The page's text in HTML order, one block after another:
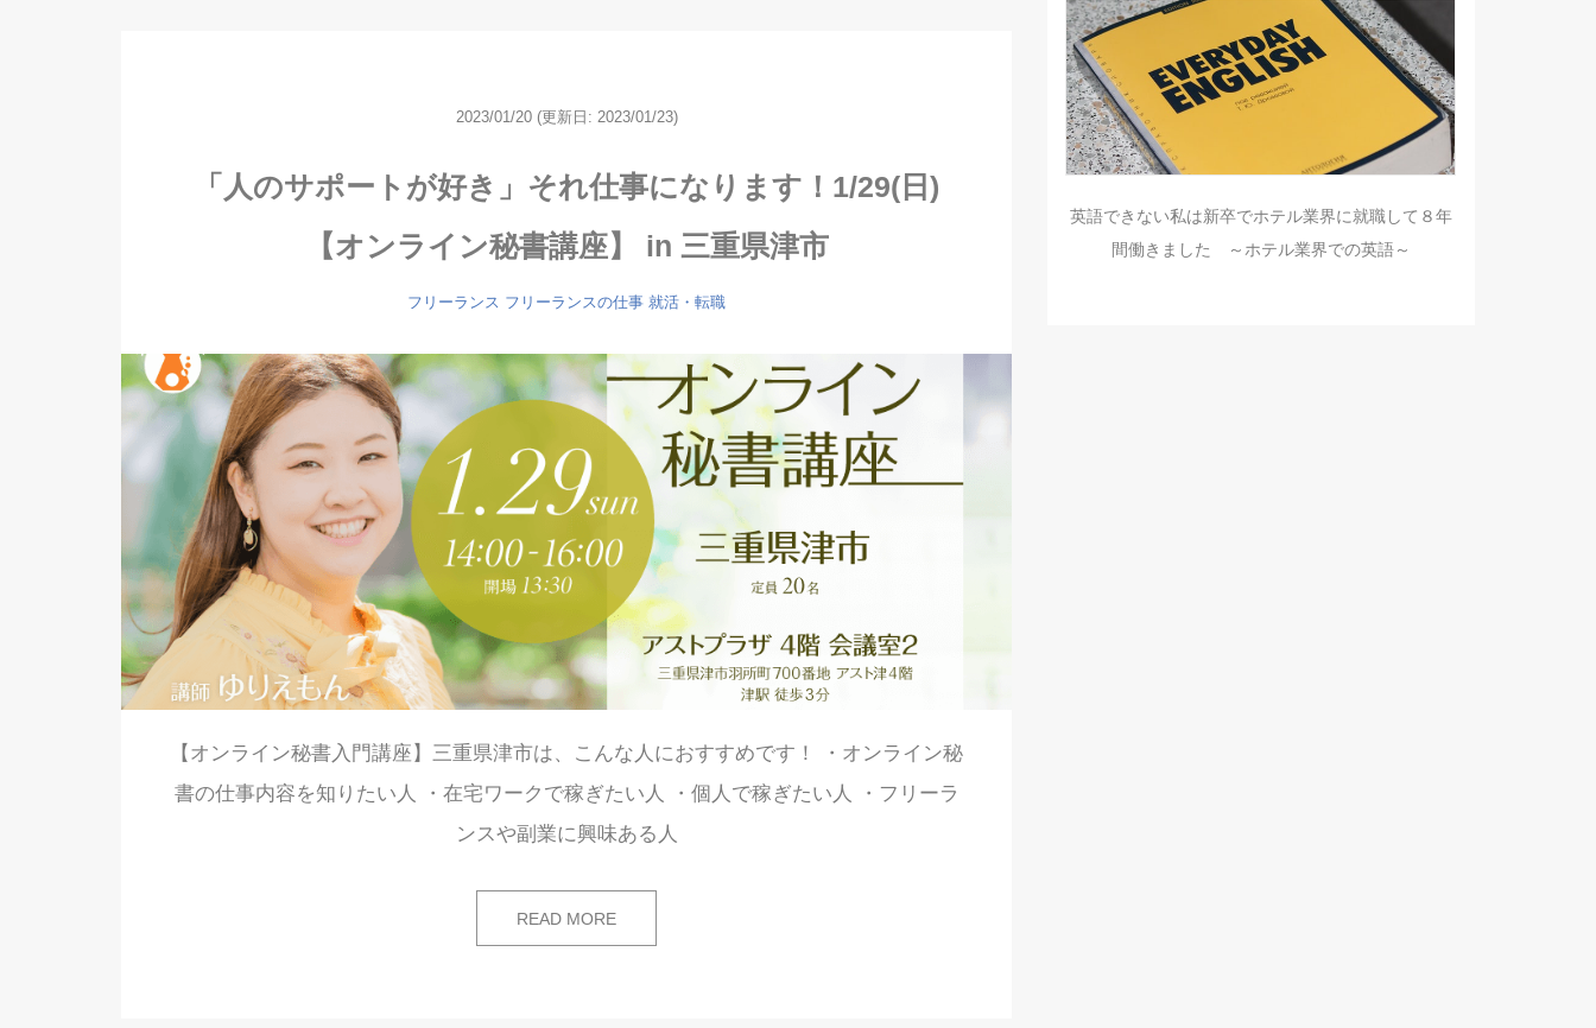
2023/01/20 (更新日: 2023/01/23)
「人のサポートが好き」それ仕事になります！1/29(日)
【オンライン秘書講座】 in 三重県津市
フリーランス フリーランスの仕事 就活・転職
【オンライン秘書入門講座】三重県津市は、こんな人におすすめです！ ・オンライン秘
書の仕事内容を知りたい人 ・在宅ワークで稼ぎたい人 ・個人で稼ぎたい人 ・フリーラ
ンスや副業に興味ある人
READ MORE
英語できない私は新卒でホテル業界に就職して８年
間働きました ～ホテル業界での英語～